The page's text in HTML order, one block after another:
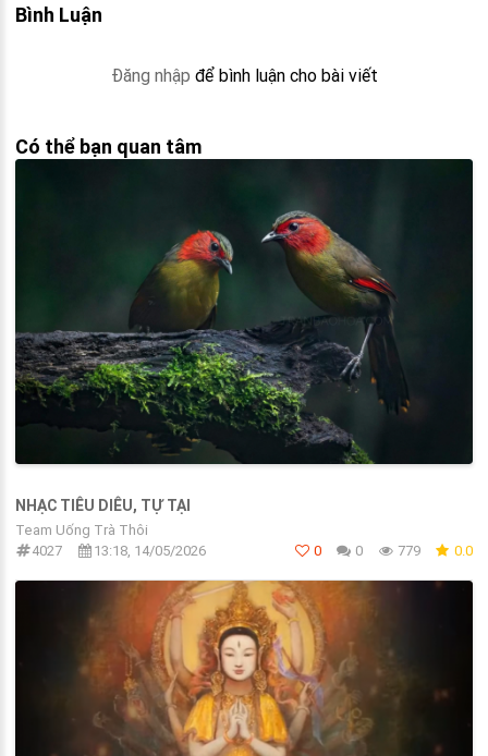
Bình Luận
Đăng nhập để bình luận cho bài viết
Có thể bạn quan tâm
NHẠC TIÊU DIÊU, TỰ TẠI
Team Uống Trà Thôi
4027
13:18, 14/05/2026 0 0 779 0.0